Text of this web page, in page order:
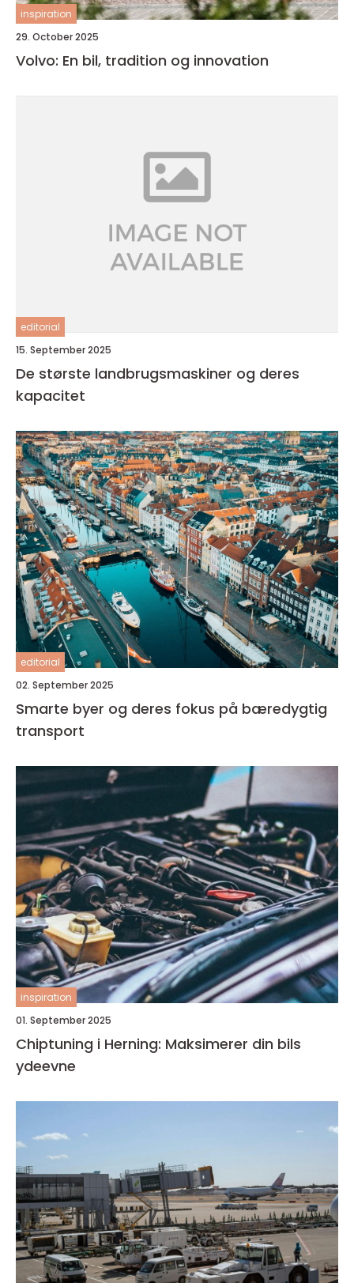
inspiration
29. October 2025
Volvo: En bil, tradition og innovation
editorial
15. September 2025
De største landbrugsmaskiner og deres
kapacitet
editorial
02. September 2025
Smarte byer og deres fokus på bæredygtig
transport
inspiration
01. September 2025
Chiptuning i Herning: Maksimerer din bils
ydeevne